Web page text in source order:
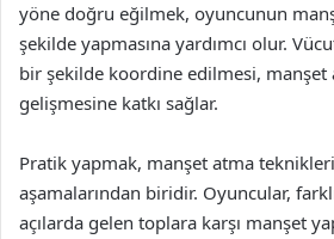
yöne doğru eğilmek, oyuncunun
şekilde yapmasına yardımcı olur.
bir şekilde koordine edilmesi, manşet
gelişmesine katkı sağlar.
Pratik yapmak, manşet atma
aşamalarından biridir. Oyuncular,
açılarda gelen toplara karşı manşet